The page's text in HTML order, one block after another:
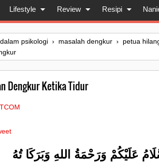
Lifestyle Review Resipi
psikologi › masalah dengkur › petua
Dengkur Ketika Tidur
عَلَيْكُمْ وَرَحْمَةُ اللهِ وَبَرَكَا تُهُ